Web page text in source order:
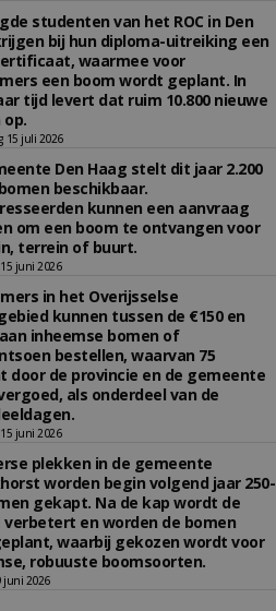
studenten van het ROC in Den
bij hun diploma-uitreiking een
waarmee voor
een boom wordt geplant. In
tijd levert dat ruim 10.800 nieuwe
op.
15 juli 2026
Den Haag stelt dit jaar 2.200
beschikbaar.
kunnen een aanvraag
om een boom te ontvangen voor
terrein of buurt.
juni 2026
in het Overijsselse
kunnen tussen de €150 en
inheemse bomen of
bestellen, waarvan 75
door de provincie en de gemeente
als onderdeel van de
juni 2026
plekken in de gemeente
worden begin volgend jaar 250-
gekapt. Na de kap wordt de
verbetert en worden de bomen
waarbij gekozen wordt voor
robuuste boomsoorten.
2026